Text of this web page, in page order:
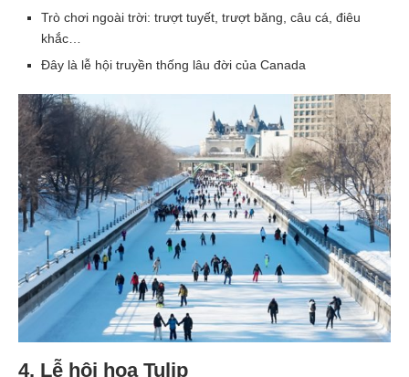
Trò chơi ngoài trời: trượt tuyết, trượt băng, câu cá, điêu
khắc…
Đây là lễ hội truyền thống lâu đời của Canada
4. Lễ hội hoa Tulip